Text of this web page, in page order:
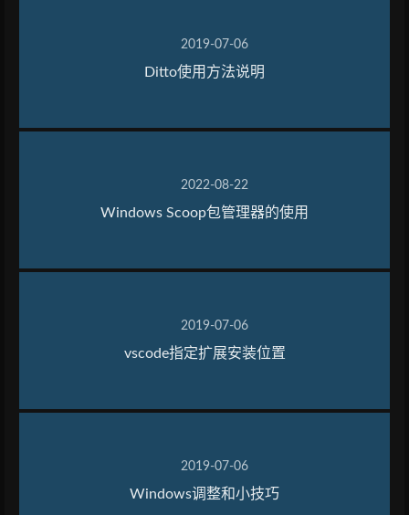
2019-07-06
Ditto使用方法说明
2022-08-22
Windows Scoop包管理器的使用
2019-07-06
vscode指定扩展安装位置
2019-07-06
Windows调整和小技巧